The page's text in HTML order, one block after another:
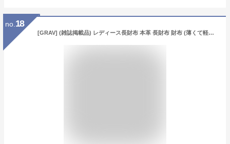
no. 18
[GRAV] (雑誌掲載品) レディース長財布 本革 長財布 財布 (薄くて軽い財布) レディース 薄型 薄い 軽い 軽量 スキミング防止 L字ファスナー ミニマル スリム財布 薄型ウォレット 小銭入れ 札入れ 大容量 カード入れ ギフト (長財布 ライトブルー)